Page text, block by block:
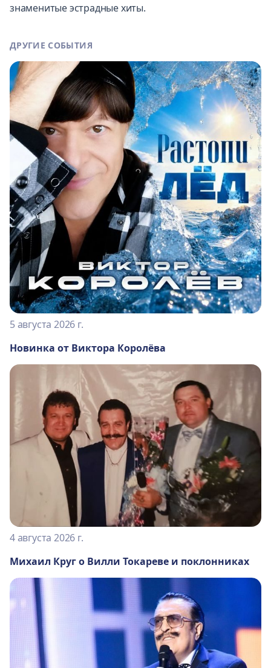
знаменитые эстрадные хиты.
ДРУГИЕ СОБЫТИЯ
5 августа 2026 г.
Новинка от Виктора Королёва
4 августа 2026 г.
Михаил Круг о Вилли Токареве и поклонниках